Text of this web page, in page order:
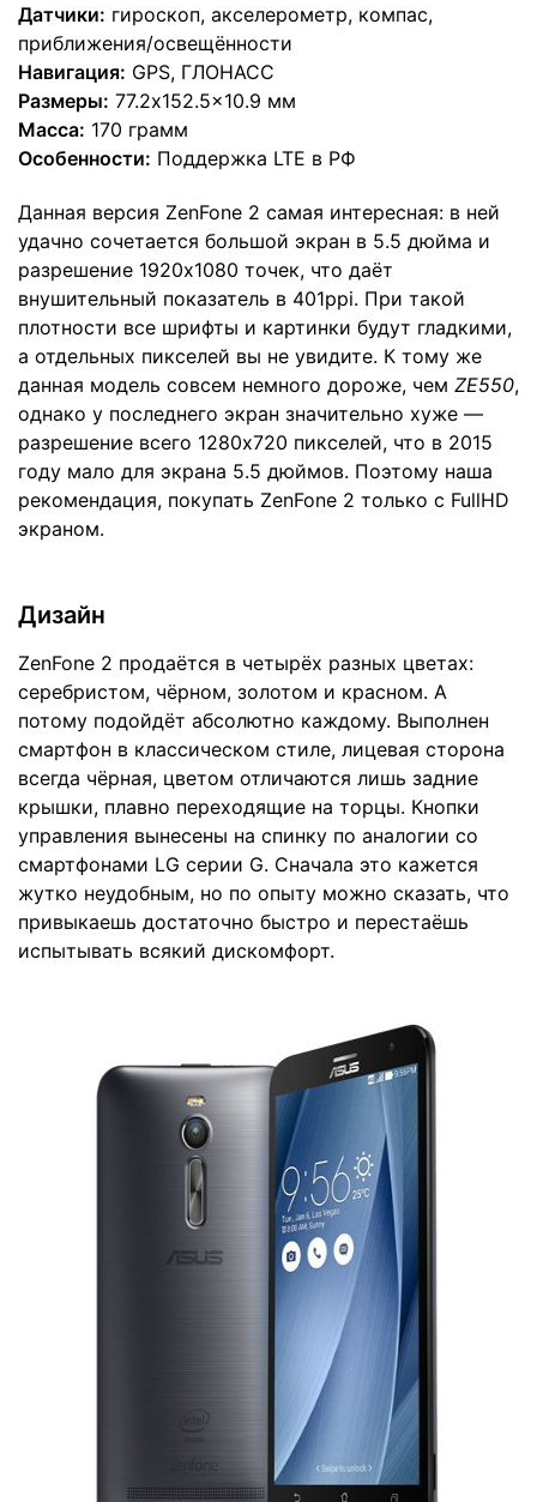
Датчики: гироскоп, акселерометр, компас,
приближения/освещённости
Навигация: GPS, ГЛОНАСС
Размеры: 77.2x152.5x10.9 мм
Масса: 170 грамм
Особенности: Поддержка LTE в РФ
Данная версия ZenFone 2 самая интересная: в ней
удачно сочетается большой экран в 5.5 дюйма и
разрешение 1920х1080 точек, что даёт
внушительный показатель в 401ppi. При такой
плотности все шрифты и картинки будут гладкими,
а отдельных пикселей вы не увидите. К тому же
данная модель совсем немного дороже, чем ZE550,
однако у последнего экран значительно хуже —
разрешение всего 1280х720 пикселей, что в 2015
году мало для экрана 5.5 дюймов. Поэтому наша
рекомендация, покупать ZenFone 2 только с FullHD
экраном.
Дизайн
ZenFone 2 продаётся в четырёх разных цветах:
серебристом, чёрном, золотом и красном. А
потому подойдёт абсолютно каждому. Выполнен
смартфон в классическом стиле, лицевая сторона
всегда чёрная, цветом отличаются лишь задние
крышки, плавно переходящие на торцы. Кнопки
управления вынесены на спинку по аналогии со
смартфонами LG серии G. Сначала это кажется
жутко неудобным, но по опыту можно сказать, что
привыкаешь достаточно быстро и перестаёшь
испытывать всякий дискомфорт.